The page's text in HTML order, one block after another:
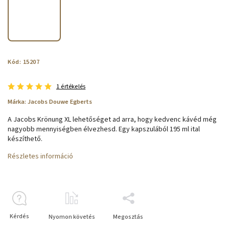
Kód: 15207
1 értékelés
Márka: Jacobs Douwe Egberts
A Jacobs Krönung XL lehetőséget ad arra, hogy kedvenc kávéd még
nagyobb mennyiségben élvezhesd. Egy kapszulából 195 ml ital
készíthető.
Részletes információ
Kérdés Nyomon követés Megosztás